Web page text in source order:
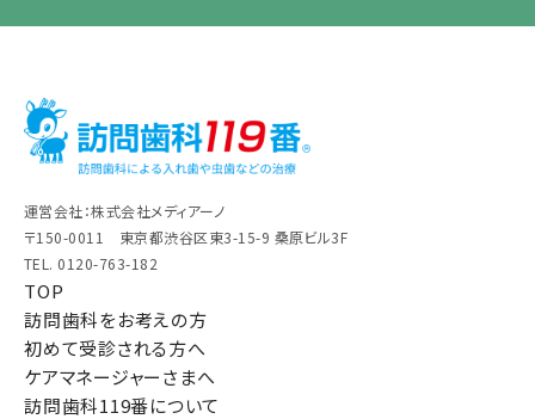
運営会社：株式会社メディアーノ
〒150-0011 東京都渋谷区東3-15-9 桑原ビル3F
TEL. 0120-763-182
TOP
訪問歯科をお考えの方
初めて受診される方へ
ケアマネージャーさまへ
訪問歯科119番について